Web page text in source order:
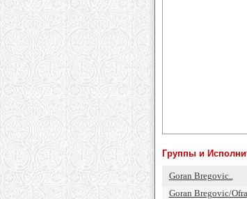
Группы и
Goran Bregovic..
Goran Bregovic/